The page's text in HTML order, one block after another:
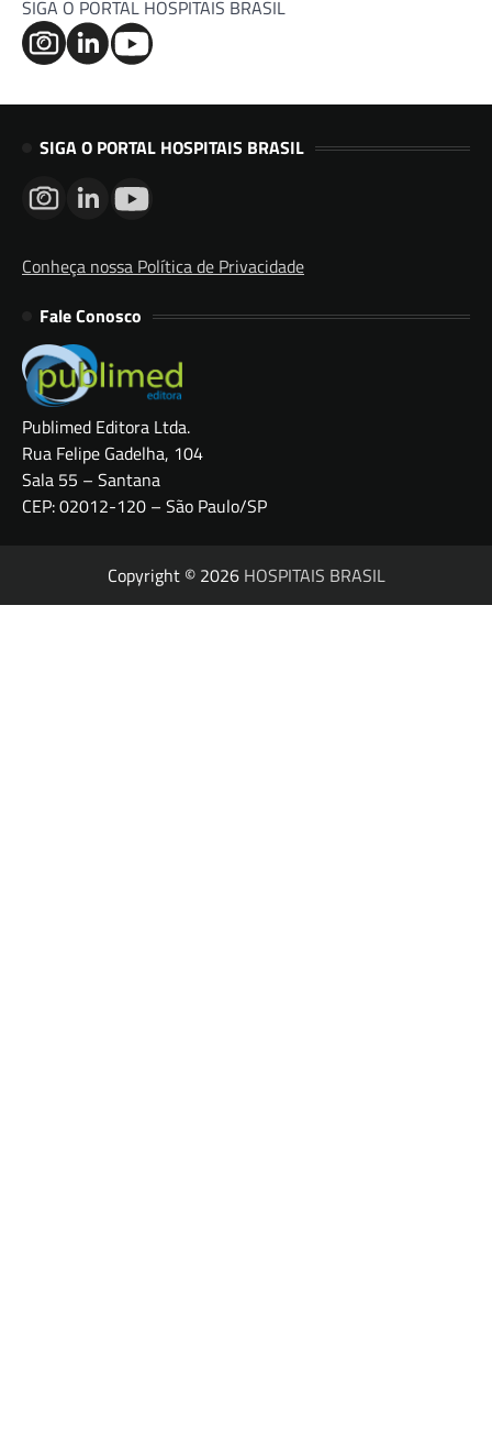
SIGA O PORTAL HOSPITAIS BRASIL
SIGA O PORTAL HOSPITAIS BRASIL
Conheça nossa Política de Privacidade
Fale Conosco
Publimed Editora Ltda.
Rua Felipe Gadelha, 104
Sala 55 – Santana
CEP: 02012-120 – São Paulo/SP
Copyright © 2026 HOSPITAIS BRASIL